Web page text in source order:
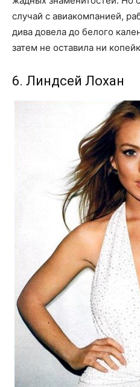
случай с авиакомпанией,
дива довела до белого
затем не оставила ни
6. Линдсей Лохан